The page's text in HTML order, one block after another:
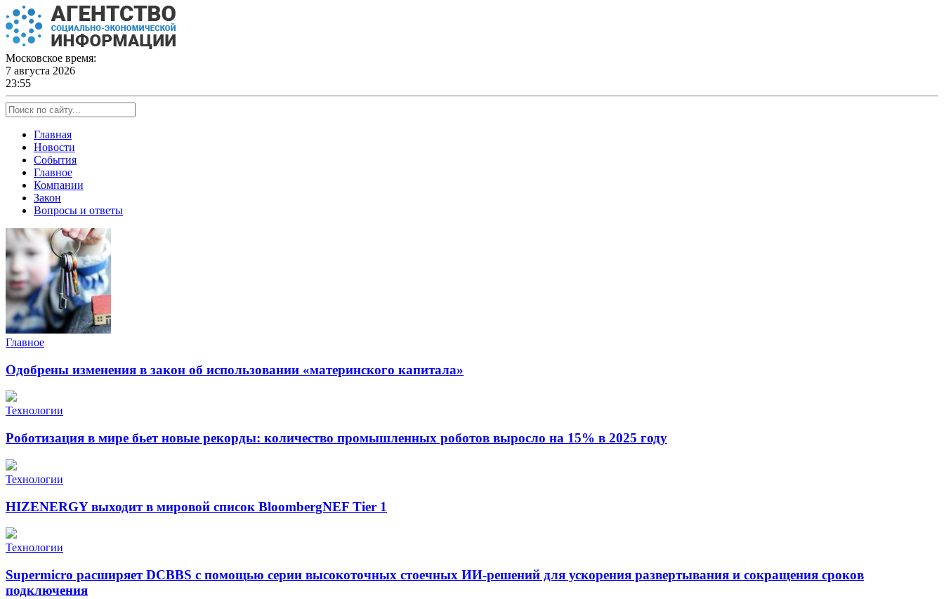
Skip
to
content
Московское время:
7 августа 2026
23:55
Главная
Новости
События
Главное
Компании
Закон
Вопросы и ответы
Главное
Одобрены изменения в закон об использовании «материнского капитала»
Технологии
Роботизация в мире бьет новые рекорды: количество промышленных роботов выросло на 15% в 2025 году
Технологии
HIZENERGY выходит в мировой список BloombergNEF Tier 1
Технологии
Supermicro расширяет DCBBS с помощью серии высокоточных стоечных ИИ-решений для ускорения развертывания и сокращения сроков
подключения